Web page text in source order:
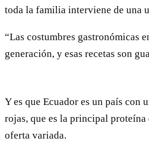
toda la familia interviene de una
“Las costumbres gastronómicas
generación, y esas recetas son
Y es que Ecuador es un país con
rojas, que es la principal proteína
oferta variada.